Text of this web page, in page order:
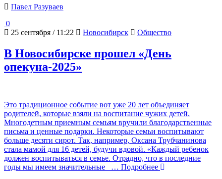
Павел Разуваев
0
25 сентября / 11:22
Новосибирск Общество
В Новосибирске прошел «День
опекуна-2025»
Это традиционное событие вот уже 20 лет объединяет
родителей, которые взяли на воспитание чужих детей.
Многодетным приемным семьям вручили благодарственные
письма и ценные подарки. Некоторые семьи воспитывают
больше десяти сирот. Так, например, Оксана Трубчанинова
стала мамой для 16 детей, будучи вдовой. «Каждый ребенок
должен воспитываться в семье. Отрадно, что в последние
годы мы имеем значительные
… Подробнее